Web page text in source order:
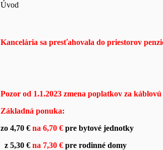
Úvod
Kancelária sa presťahovala do priestorov
Pozor od 1.1.2023 zmena poplatkov za
Základná ponuka:
zo 4,70 € na 6,70 € pre bytové jednotky
z 5,30 € na 7,30 € pre rodinné domy